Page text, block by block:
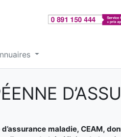
maladie, CEAM,